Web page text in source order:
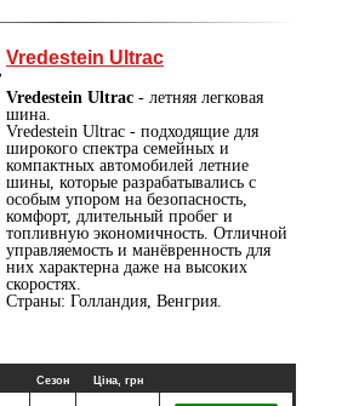
Vredestein Ultrac
Vredestein Ultrac - летняя легковая
шина.
Vredestein Ultrac - подходящие для
широкого спектра семейных и
компактных автомобилей летние
шины, которые разрабатывались с
особым упором на безопасность,
комфорт, длительный пробег и
топливную экономичность. Отличной
управляемость и манёвренность для
них характерна даже на высоких
скоростях.
Страны: Голландия, Венгрия.
Сезон Ціна, грн